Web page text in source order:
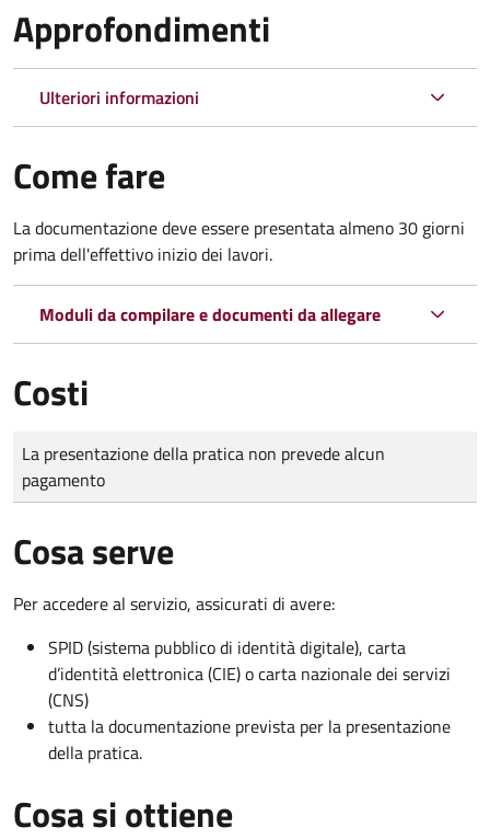
Approfondimenti
Ulteriori informazioni
Come fare
La documentazione deve essere presentataalmeno 30 giorni
prima dell'effettivo inizio dei lavori.
Moduli da compilare e documenti da allegare
Costi
Tipo di pagamento
Importo
La presentazione della pratica non prevede alcun
pagamento
Cosa serve
Per accedere al servizio, assicurati di avere:
SPID (sistema pubblico di identità digitale), carta
d’identità elettronica (CIE) o carta nazionale dei servizi
(CNS)
tutta la documentazione prevista per la presentazione
della pratica.
Cosa si ottiene